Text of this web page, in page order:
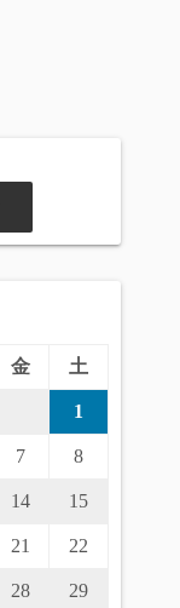
金 土
1
7 8
14 15
21 22
28 29